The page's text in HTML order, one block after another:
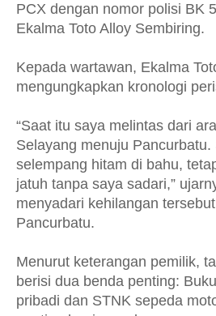
PCX dengan nomor polisi BK
Ekalma Toto Alloy Sembiring.
Kepada wartawan, Ekalma
mengungkapkan kronologi
“Saat itu saya melintas dari
Selayang menuju
selempang hitam di bahu,
jatuh tanpa saya sadari,”
menyadari kehilangan
Pancurbatu.
Menurut keterangan pemilik,
berisi dua benda penting:
pribadi dan STNK sepeda